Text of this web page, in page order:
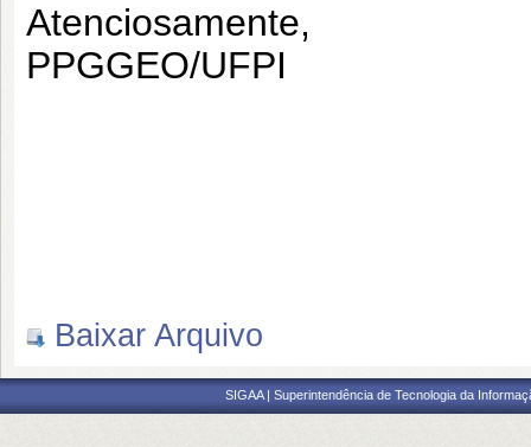
Atenciosamente,
PPGGEO/UFPI
Baixar Arquivo
SIGAA | Superintendência de Tecnologia da